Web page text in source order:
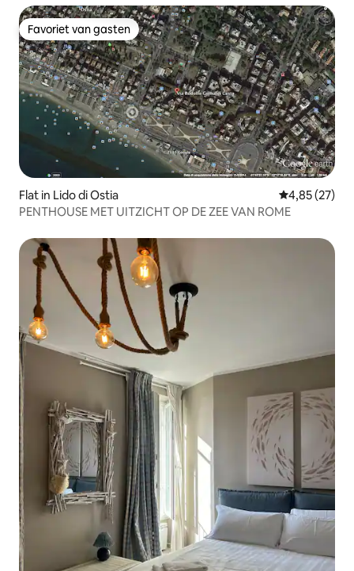
Favoriet van gasten
Favoriet van gasten
Flat in Lido di Ostia Gemiddelde
4,85 (27)
PENTHOUSE MET UITZICHT OP DE ZEE VAN ROME